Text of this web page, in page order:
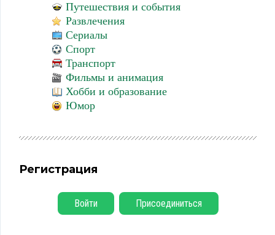
Путешествия и события
Развлечения
Сериалы
Спорт
Транспорт
Фильмы и анимация
Хобби и образование
Юмор
Регистрация
Войти Присоединиться